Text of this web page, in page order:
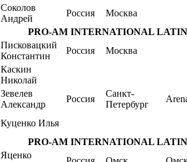
Соколов
Андрей
Россия
Москва
PRO-AM INTERNATIONAL LATIN
Писковацкий
Константин
Россия Москва
Каскин
Николай
Зевелев
Александр
Россия
Санкт-
Петербург
Куценко Илья
PRO-AM INTERNATIONAL LATIN
Яценко